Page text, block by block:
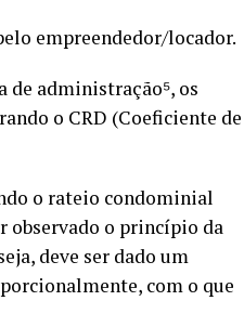
empreendedor/locador.
de administração⁵, os
o CRD (Coeficiente de
o rateio condominial
observado o princípio da
deve ser dado um
com o que